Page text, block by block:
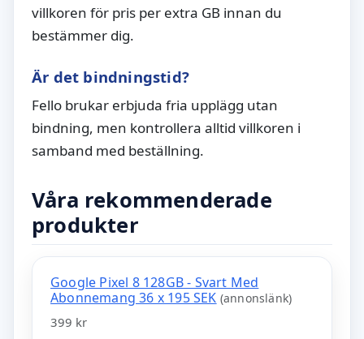
villkoren för pris per extra GB innan du
bestämmer dig.
Är det bindningstid?
Fello brukar erbjuda fria upplägg utan
bindning, men kontrollera alltid villkoren i
samband med beställning.
Våra rekommenderade
produkter
Google Pixel 8 128GB - Svart Med
Abonnemang 36 x 195 SEK (annonslänk)
399 kr